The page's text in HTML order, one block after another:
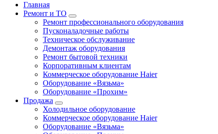
Главная
Ремонт и ТО
Ремонт профессионального оборудования
Пусконаладочные работы
Техническое обслуживание
Демонтаж оборудования
Ремонт бытовой техники
Корпоративным клиентам
Коммерческое оборудование Haier
Оборудование «Вязьма»
Оборудование «Прохим»
Продажа
Холодильное оборудование
Коммерческое оборудование Haier
Оборудование «Вязьма»